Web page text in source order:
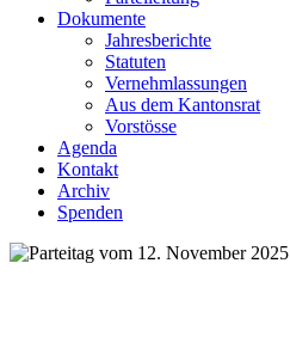
Dokumente
Jahresberichte
Statuten
Vernehmlassungen
Aus dem Kantonsrat
Vorstösse
Agenda
Kontakt
Archiv
Spenden